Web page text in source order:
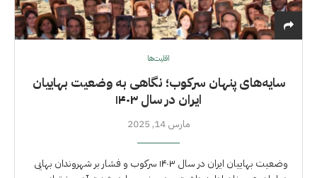
اقلیت‌ها
سایه‌های پنهان سرکوب؛ نگاهی به وضعیت بهاییان
ایران در سال ۱۴۰۳
مارس 14, 2025
وضعیت بهاییان ایران در سال ۱۴۰۳ سرکوب و فشار بر شهروندان بهایی